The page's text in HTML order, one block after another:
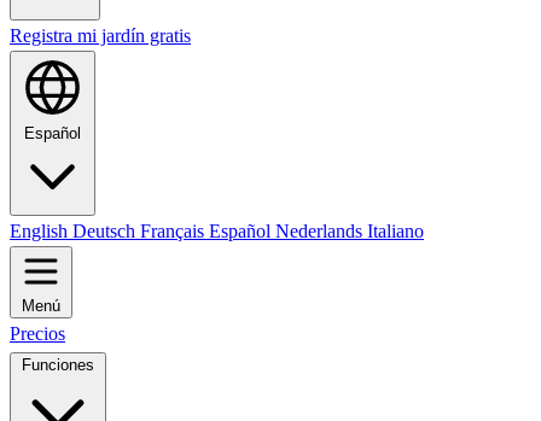
Registra mi jardín gratis
Español
English Deutsch Français Español Nederlands Italiano
Menú
Precios
Funciones